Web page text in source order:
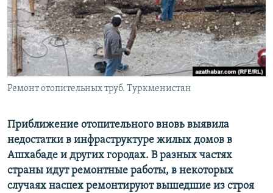
Ремонт отопительных труб. Туркменистан
Приближение отопительного вновь выявила
недостатки в инфраструктуре жилых домов в
Ашхабаде и других городах. В разных частях
страны идут ремонтные работы, в некоторых
случаях наспех ремонтируют вышедшие из строя